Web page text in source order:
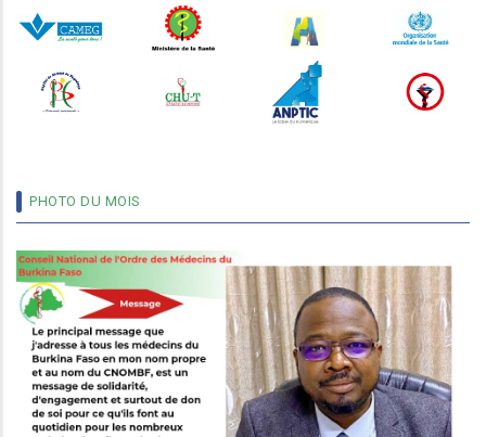
PHOTO DU MOIS